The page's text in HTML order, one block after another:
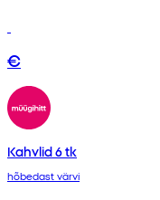
€
Kahvlid 6 tk
hõbedast värvi